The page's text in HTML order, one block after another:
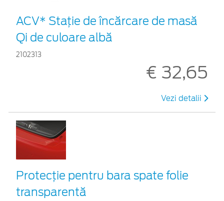
ACV* Stație de încărcare de masă
Qi de culoare albă
2102313
€ 32,65
Vezi detalii
Protecţie pentru bara spate folie
transparentă